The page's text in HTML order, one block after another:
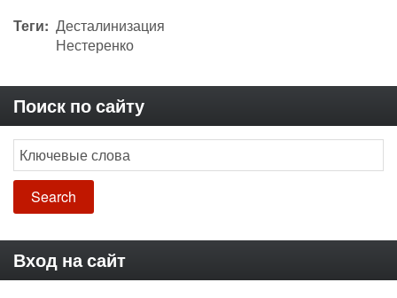
Теги
Десталинизация
Нестеренко
Поиск по сайту
Search
Вход на сайт